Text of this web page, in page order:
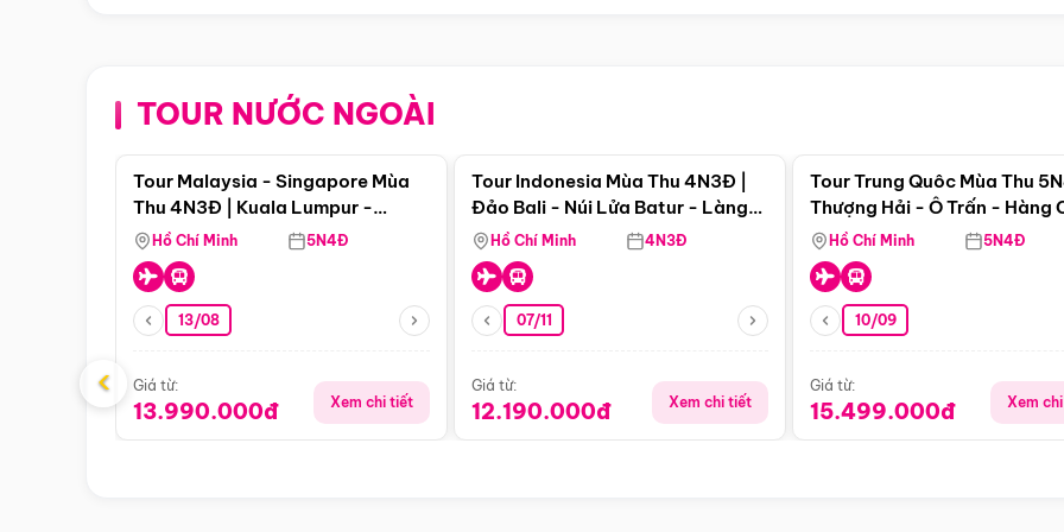
TOUR NƯỚC NGOÀI
Điểm nổi bật
Tour Malaysia - Singapore Mùa
Thu 4N3Đ | Kuala Lumpur -
Malacca - Johor Baru -
Singapore
Hồ Chí Minh 5N4Đ
13/08
Giá từ:
13.990.000đ Xem chi tiết
Tour Indonesia Mùa Thu 4N3Đ |
Đảo Bali - Núi Lửa Batur - Làng
Penglipuran
Hồ Chí Minh 4N3Đ
07/11
Giá từ:
12.190.000đ Xem chi tiết
Tour Trung Quôc Mùa Thu
Thượng Hải - Ô Trấn - Hàng
(Tour Không Shopping)
Hồ Chí Minh 5N4Đ
10/09
Giá từ:
15.499.000đ Xem
‹